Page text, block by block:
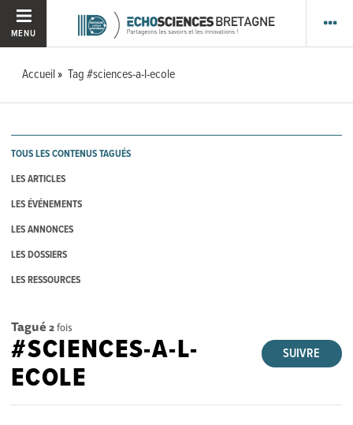
MENU
Accueil Tag #sciences-a-l-ecole
TOUS LES CONTENUS TAGUÉS
LES ARTICLES
LES ÉVÉNEMENTS
LES ANNONCES
LES DOSSIERS
LES RESSOURCES
Tagué 2fois
SUIVRE
#SCIENCES-A-L-
ECOLE